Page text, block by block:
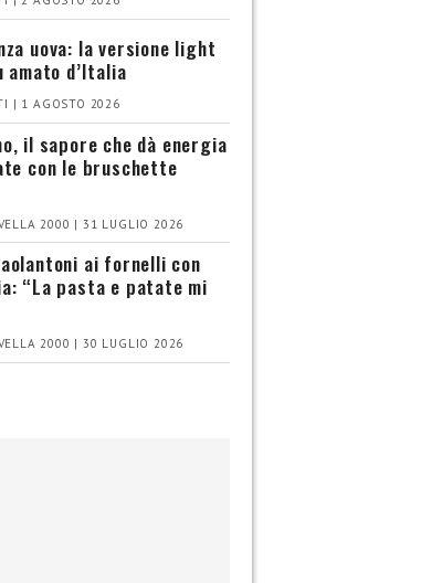
uova: la versione light
amato d’Italia
| 1 AGOSTO 2026
il sapore che dà energia
con le bruschette
2000 | 31 LUGLIO 2026
ai fornelli con
“La pasta e patate mi
2000 | 30 LUGLIO 2026